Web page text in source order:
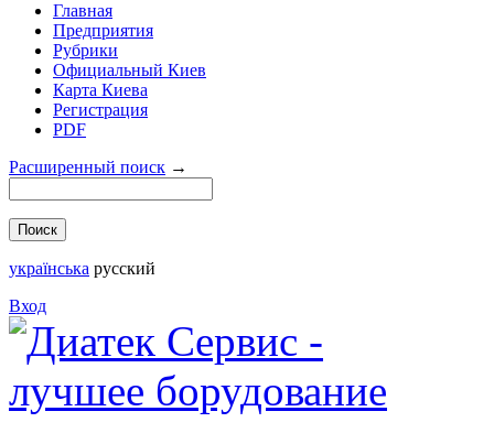
Главная
Предприятия
Рубрики
Официальный Киев
Карта Киева
Регистрация
PDF
Расширенный поиск →
українська русский
Вход